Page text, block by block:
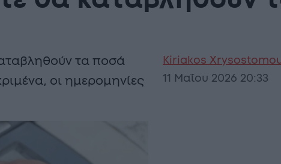
τα ποσά
οι ημερομηνίες
Kiriakos
11 Μαΐου 2026 20:33